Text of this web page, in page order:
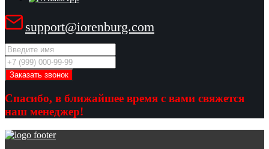
support@iorenburg.com
Спасибо, в ближайшее время с вами свяжется
наш менеджер!